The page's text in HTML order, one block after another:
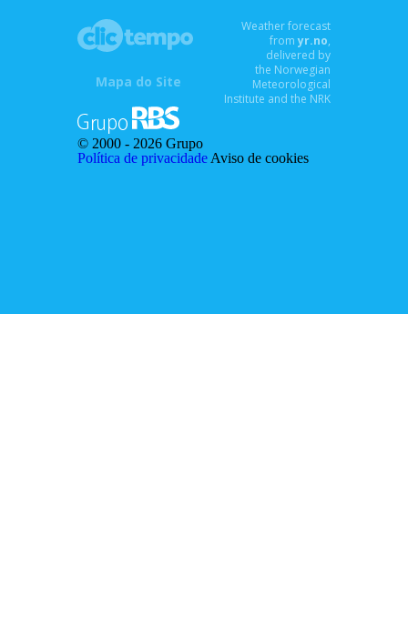
Mapa do Site
Weather forecast
fromyr.no,
delivered by
the Norwegian
Meteorological
Institute and the NRK
© 2000 - 2026 Grupo
Política de privacidade Aviso de cookies